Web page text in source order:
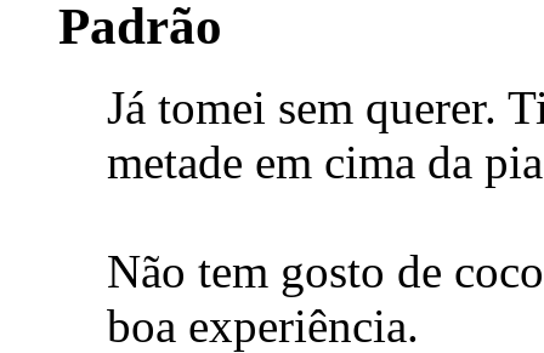
Já tomei sem querer.
metade em cima da
Não tem gosto de
boa experiência.